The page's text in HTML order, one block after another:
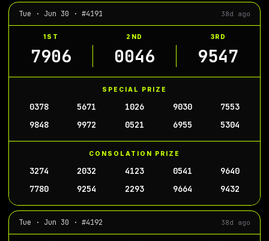
Tue · Jun 30 · #4191 38d ago
1ST 2ND 3RD
7906 0046 9547
SPECIAL PRIZE
0378 5671 1026 9030
7553
9848
9972 0521 6955 5304
CONSOLATION PRIZE
3274 2032 4123 0541
9640
7780
9254 2293 9664 9432
Tue · Jun 30 · #4192 38d ago